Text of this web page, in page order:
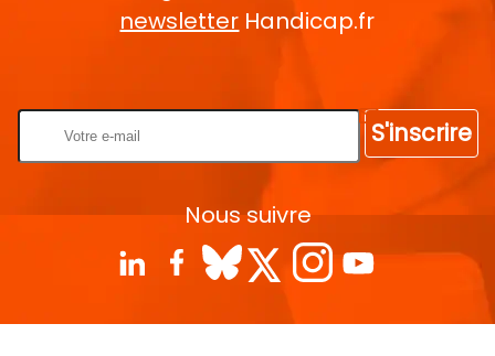
newsletter Handicap.fr
S'inscrire
Nous suivre